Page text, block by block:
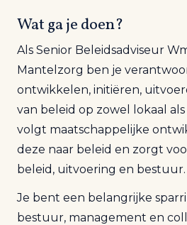
Wat ga je doen?
Als Senior Beleidsadviseur
Mantelzorg ben je
ontwikkelen, initiëren,
van beleid op zowel lokaal
volgt maatschappelijke
deze naar beleid en zorgt
beleid, uitvoering en bestuur.
Je bent een belangrijke
bestuur, management en